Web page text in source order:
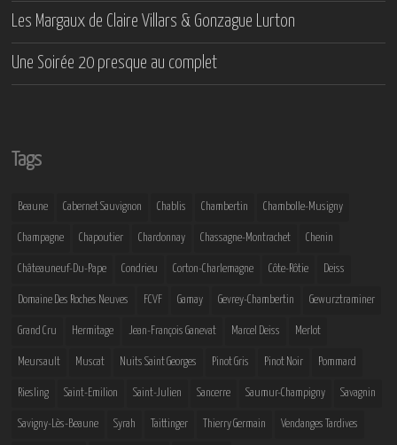
Les Margaux de Claire Villars & Gonzague Lurton
Une Soirée 20 presque au complet
Tags
Beaune Cabernet Sauvignon Chablis Chambertin Chambolle-Musigny
Champagne Chapoutier Chardonnay Chassagne-Montrachet Chenin
Châteauneuf-Du-Pape Condrieu Corton-Charlemagne Côte-Rôtie Deiss
Domaine Des Roches Neuves FCVF Gamay Gevrey-Chambertin Gewurztraminer
Grand Cru Hermitage Jean-François Ganevat Marcel Deiss Merlot
Meursault Muscat Nuits Saint Georges Pinot Gris Pinot Noir Pommard
Riesling Saint-Emilion Saint-Julien Sancerre Saumur-Champigny Savagnin
Savigny-Lès-Beaune Syrah Taittinger Thierry Germain Vendanges Tardives